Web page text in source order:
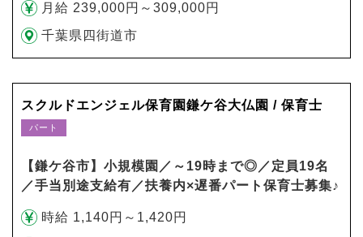
月給 239,000円～309,000円
千葉県四街道市
スクルドエンジェル保育園鎌ケ谷大仏園 / 保育士
パート
【鎌ケ谷市】小規模園／～19時まで◎／定員19名
／手当別途支給有／扶養内×遅番パート保育士募集♪
時給 1,140円～1,420円